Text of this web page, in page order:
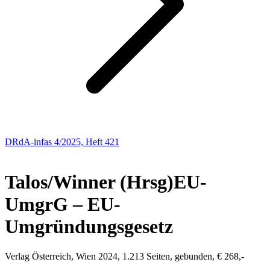
DRdA-infas 4/2025, Heft 421
Talos/Winner (Hrsg)EU-
UmgrG – EU-
Umgründungsgesetz
Verlag Österreich, Wien 2024, 1.213 Seiten, gebunden, € 268,-